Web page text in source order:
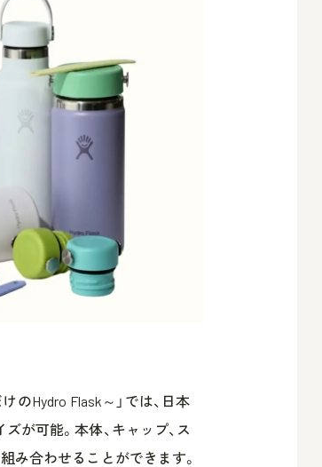
のHydro Flask～」では、日本
が可能。本体、キャップ、ス
み合わせることができます。